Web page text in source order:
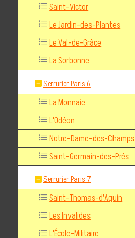
Saint-Victor
Le Jardin-des-Plantes
Le Val-de-Grâce
La Sorbonne
Serrurier Paris 6
La Monnaie
L'Odéon
Notre-Dame-des-Champs
Saint-Germain-des-Prés
Serrurier Paris 7
Saint-Thomas-d'Aquin
Les Invalides
L'École-Militaire